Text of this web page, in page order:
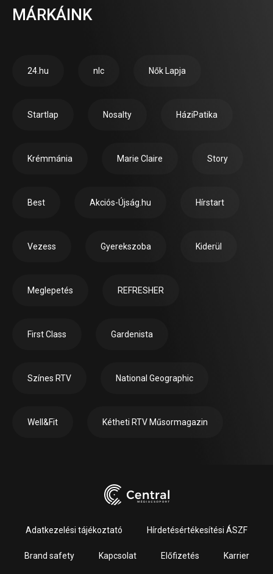
MÁRKÁINK
24.hu nlc Nők Lapja
Startlap Nosalty HáziPatika
Krémmánia Marie Claire Story
Best Akciós-Újság.hu Hírstart
Vezess Gyerekszoba Kiderül
Meglepetés REFRESHER
First Class Gardenista
Színes RTV National Geographic
Well&Fit Kétheti RTV Műsormagazin
Adatkezelési tájékoztató Hírdetésértékesítési ÁSZF
Brand safety Kapcsolat Előfizetés Karrier